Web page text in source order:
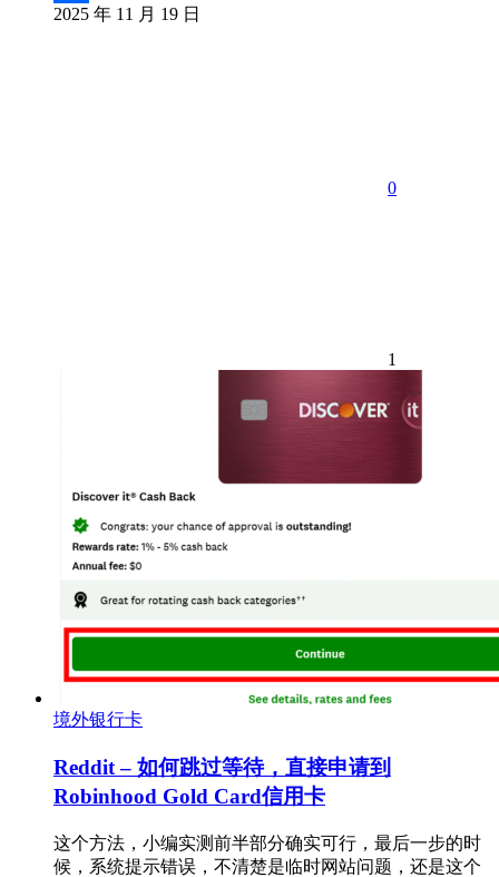
分
2025 年 11 月 19 日
0
1
境外银行卡
Reddit – 如何跳过等待，直接申请到
Robinhood Gold Card信用卡
这个方法，小编实测前半部分确实可行，最后一步的时
候，系统提示错误，不清楚是临时网站问题，还是这个